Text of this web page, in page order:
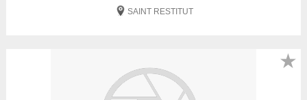
SAINT RESTITUT
★